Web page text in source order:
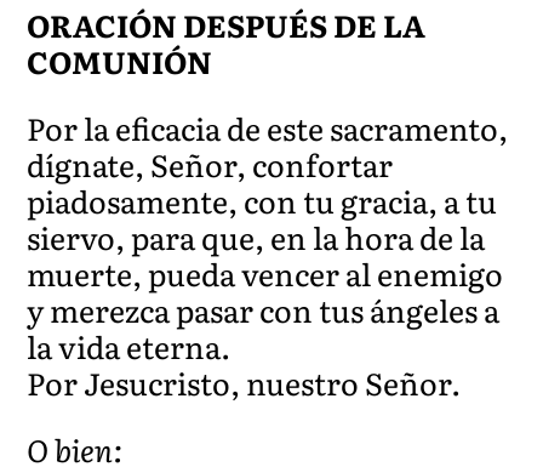
ORACIÓN DESPUÉS DE LA
COMUNIÓN
Por la eficacia de este sacramento,
dígnate, Señor, confortar
piadosamente, con tu gracia, a tu
siervo, para que, en la hora de la
muerte, pueda vencer al enemigo
y merezca pasar con tus ángeles a
la vida eterna.
Por Jesucristo, nuestro Señor.
O bien: